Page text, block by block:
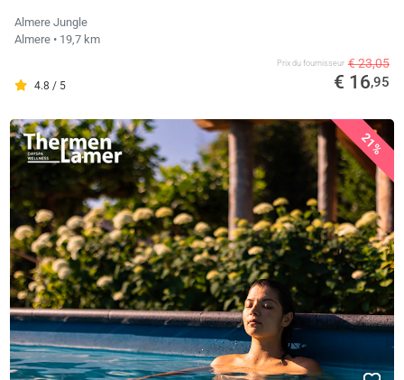
Almere Jungle
Almere • 19,7 km
4.8 / 5
Prix ​​du fournisseur € 23,05
€ 16,95
21%